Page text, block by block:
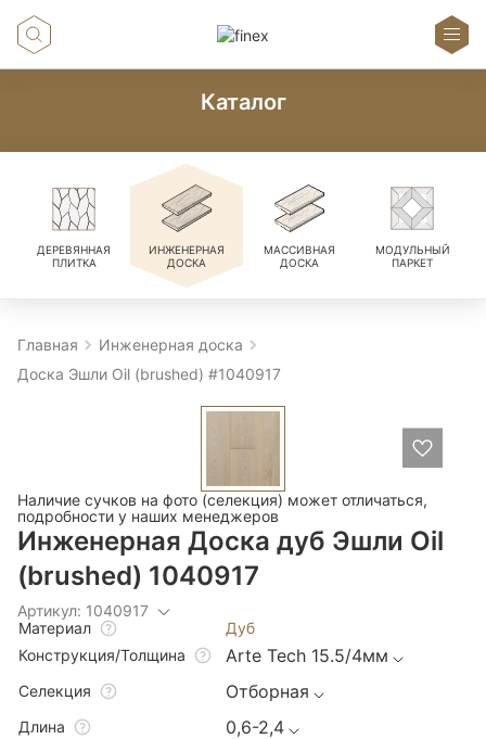
Каталог
ДЕРЕВЯННАЯ
ПЛИТКА
ИНЖЕНЕРНАЯ
ДОСКА
МАССИВНАЯ
ДОСКА
МОДУЛЬНЫЙ
ПАРКЕТ
Главная
Инженерная доска
Доска Эшли Oil (brushed) #1040917
Наличие сучков на фото (селекция) может отличаться,
подробности у наших менеджеров
Инженерная Доска дуб Эшли Oil
(brushed) 1040917
Артикул: 1040917
Материал
Дуб
Конструкция/Толщина
Arte Tech 15.5/4мм
Селекция Отборная
Длина 0,6-2,4